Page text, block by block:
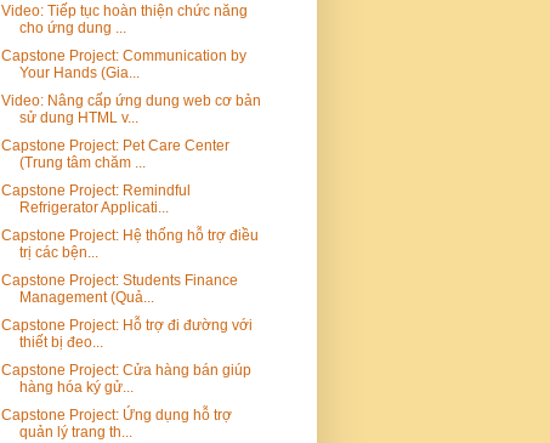
Video: Tiếp tục hoàn thiện chức năng
cho ứng dung ...
Capstone Project: Communication by
Your Hands (Gia...
Video: Nâng cấp ứng dung web cơ bản
sử dung HTML v...
Capstone Project: Pet Care Center
(Trung tâm chăm ...
Capstone Project: Remindful
Refrigerator Applicati...
Capstone Project: Hệ thống hỗ trợ điều
trị các bện...
Capstone Project: Students Finance
Management (Quả...
Capstone Project: Hỗ trợ đi đường với
thiết bị đeo...
Capstone Project: Cửa hàng bán giúp
hàng hóa ký gử...
Capstone Project: Ứng dụng hỗ trợ
quản lý trang th...